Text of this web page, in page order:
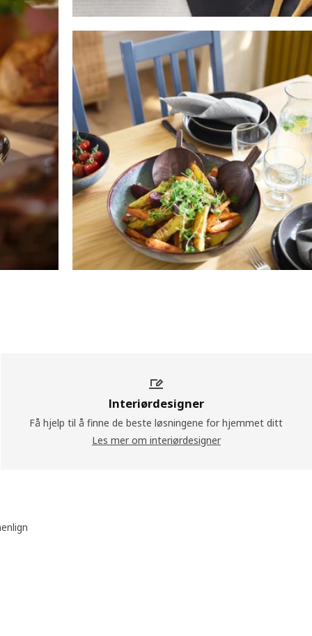
Interiørdesigner
Få hjelp til å finne de beste løsningene for hjemmet ditt
Les mer om interiørdesigner